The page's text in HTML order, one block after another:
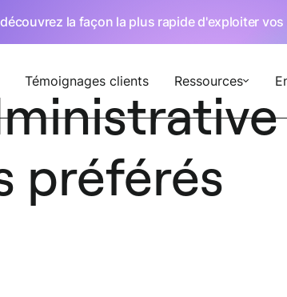
la façon la plus rapide d'exploiter
Témoignages clients Ressources
préférés